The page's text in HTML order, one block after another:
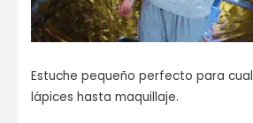
Estuche pequeño perfecto para
lápices hasta maquillaje.